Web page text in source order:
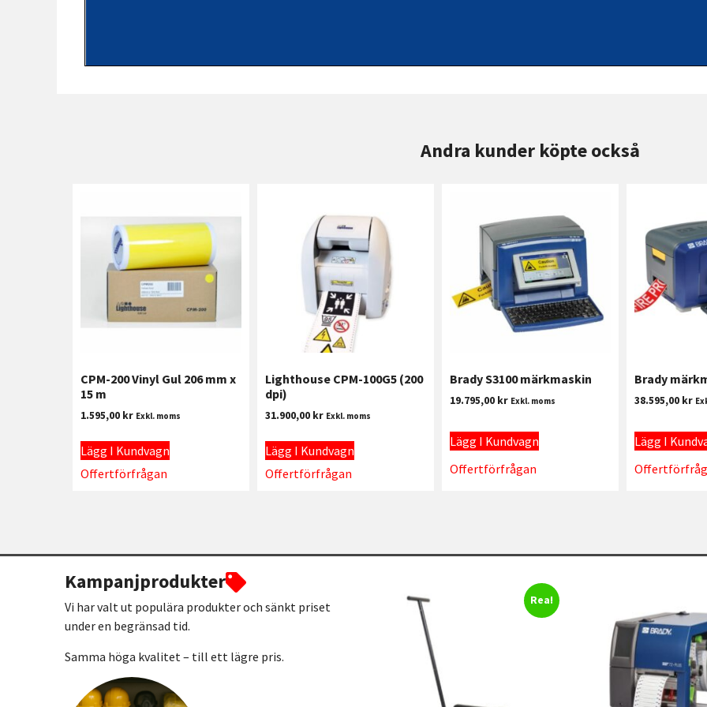
Andra kunder köpte också
CPM-200 Vinyl Gul 206 mm x
15 m
1.595,00 kr Exkl. moms
Lägg I Kundvagn
Offertförfrågan
Lighthouse CPM-100G5 (200
dpi)
31.900,00 kr Exkl. moms
Lägg I Kundvagn
Offertförfrågan
Brady S3100 märkmaskin
19.795,00 kr Exkl. moms
Lägg I Kundvagn
Offertförfrågan
Brady
38.595,00 kr
Lägg I
Kampanjprodukter
Vi har valt ut populära produkter och sänkt priset
under en begränsad tid.
Samma höga kvalitet – till ett lägre pris.
Rea!